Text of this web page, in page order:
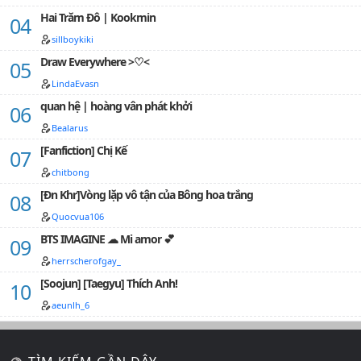
sự cô đơn..... HÃY NHÌN TAO! TAO SẼ CỨU BỌN MÀY DÙ
CÓ CHẾT THÊM LẦN NỮA!!!!"…
Hai Trăm Đô | Kookmin
sillboykiki
Draw Everywhere >♡<
LindaEvasn
quan hệ | hoàng vân phát khởi
Bealarus
[Fanfiction] Chị Kế
chitbong
[Đn Khr]Vòng lặp vô tận của Bông hoa trắng
Quocvua106
BTS IMAGINE ☁ Mi amor 💕
herrscherofgay_
[Soojun] [Taegyu] Thích Anh!
aeunlh_6